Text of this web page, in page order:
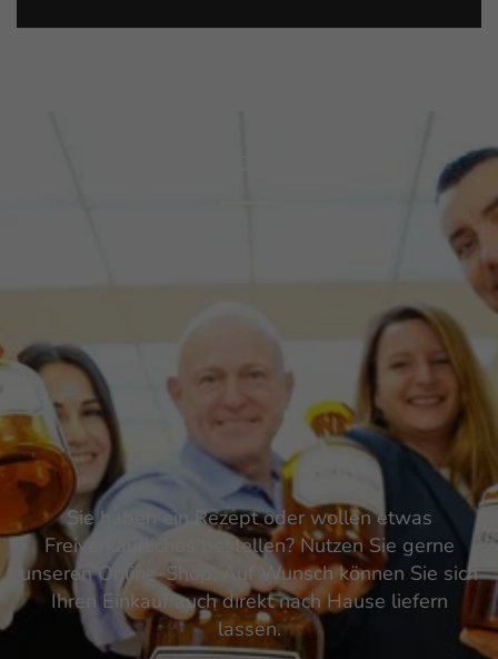
Sie haben ein Rezept oder wollen etwas
Freiverkäufliches bestellen? Nutzen Sie gerne
unseren Online-Shop. Auf Wunsch können Sie sich
Ihren Einkauf auch direkt nach Hause liefern
lassen.